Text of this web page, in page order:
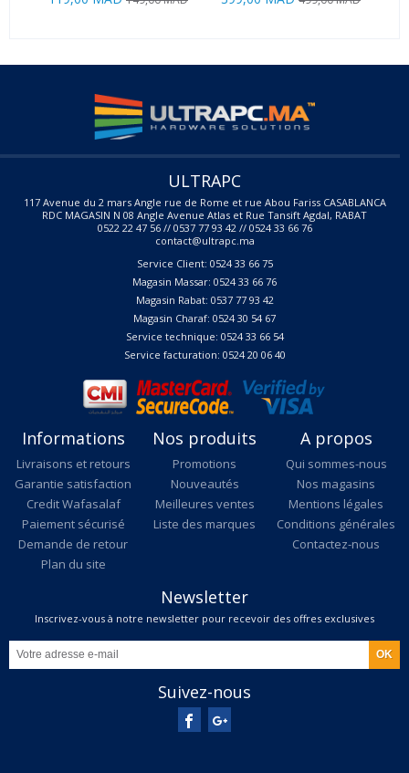
ULTRAPC
117 Avenue du 2 mars Angle rue de Rome et rue Abou Fariss CASABLANCA
RDC MAGASIN N 08 Angle Avenue Atlas et Rue Tansift Agdal, RABAT
0522 22 47 56 // 0537 77 93 42 // 0524 33 66 76
contact@ultrapc.ma
Service Client: 0524 33 66 75
Magasin Massar: 0524 33 66 76
Magasin Rabat: 0537 77 93 42
Magasin Charaf: 0524 30 54 67
Service technique: 0524 33 66 54
Service facturation: 0524 20 06 40
Informations
Livraisons et retours
Garantie satisfaction
Credit Wafasalaf
Paiement sécurisé
Demande de retour
Plan du site
Nos produits
Promotions
Nouveautés
Meilleures ventes
Liste des marques
A propos
Qui sommes-nous
Nos magasins
Mentions légales
Conditions générales
Contactez-nous
Newsletter
Inscrivez-vous à notre newsletter pour recevoir des offres exclusives
Suivez-nous